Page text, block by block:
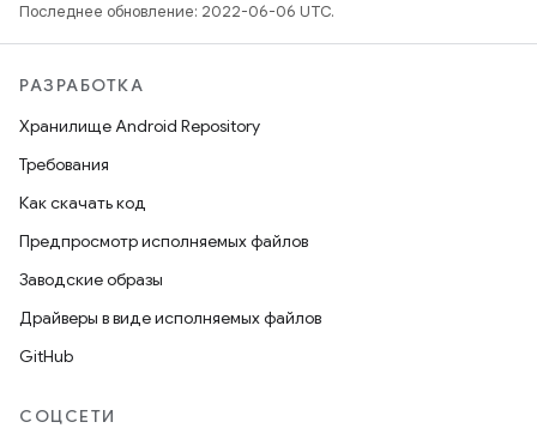
Последнее обновление: 2022-06-06 UTC.
РАЗРАБОТКА
Хранилище Android Repository
Требования
Как скачать код
Предпросмотр исполняемых файлов
Заводские образы
Драйверы в виде исполняемых файлов
GitHub
СОЦСЕТИ